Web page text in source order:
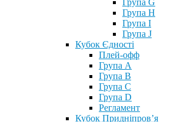
Група G
Група H
Група I
Група J
Кубок Єдності
Плей-офф
Група А
Група В
Група С
Група D
Регламент
Кубок Придніпров’я